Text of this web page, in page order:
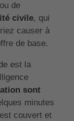
ou de
civile, qui
causer à
de base.
est la
sont
minutes
couvert et